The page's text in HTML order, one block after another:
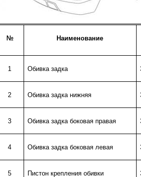
№ Наименование
1 Обивка задка
2 Обивка задка нижняя
3 Обивка задка боковая правая
4 Обивка задка боковая левая
5 Пистон крепления обивки